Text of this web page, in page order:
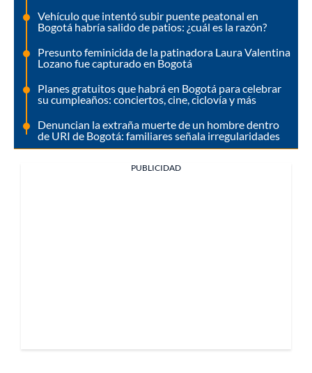
Vehículo que intentó subir puente peatonal en
Bogotá habría salido de patios: ¿cuál es la razón?
Presunto feminicida de la patinadora Laura Valentina
Lozano fue capturado en Bogotá
Planes gratuitos que habrá en Bogotá para celebrar
su cumpleaños: conciertos, cine, ciclovía y más
Denuncian la extraña muerte de un hombre dentro
de URI de Bogotá: familiares señala irregularidades
PUBLICIDAD